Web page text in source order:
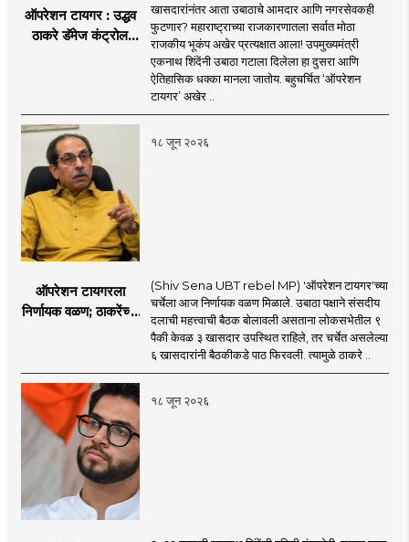
ऑपरेशन टायगर : उद्धव
ठाकरे डॅमेज कंट्रोल
शिंदेंकडे जाण्याच्या चर्चा
सुरू
खासदारांनंतर आता उबाठाचे आमदार आणि नगरसेवकही
फुटणार? महाराष्ट्राच्या राजकारणातला सर्वात मोठा
राजकीय भूकंप अखेर प्रत्यक्षात आला! उपमुख्यमंत्री
एकनाथ शिंदेंनी उबाठा गटाला दिलेला हा दुसरा आणि
ऐतिहासिक धक्का मानला जातोय. बहुचर्चित ‘ऑपरेशन
टायगर’ अखेर ..
१८ जून २०२६
ऑपरेशन टायगरला
निर्णायक वळण; ठाकरेंच्या
विलीन होण्याचा प्रस्ताव?
(Shiv Sena UBT rebel MP) 'ऑपरेशन टायगर'च्या
चर्चेला आज निर्णायक वळण मिळाले. उबाठा पक्षाने संसदीय
दलाची महत्त्वाची बैठक बोलावली असताना लोकसभेतील ९
पैकी केवळ ३ खासदार उपस्थित राहिले, तर चर्चेत असलेल्या
६ खासदारांनी बैठकीकडे पाठ फिरवली. त्यामुळे ठाकरे ..
१८ जून २०२६